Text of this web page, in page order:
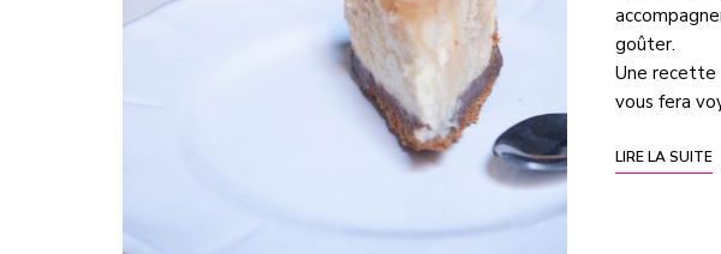
goûter.
Une recette
vous fera
LIRE LA SUITE